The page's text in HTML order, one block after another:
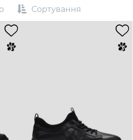
Сортування